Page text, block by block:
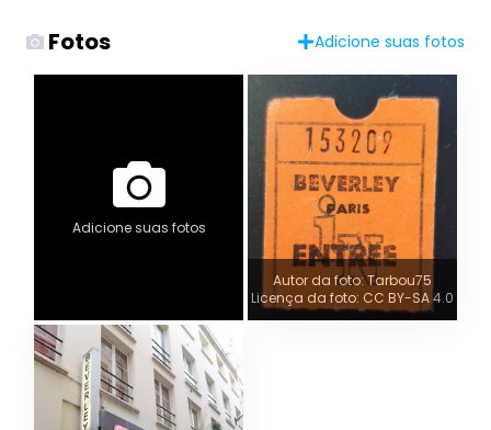
Fotos Adicione suas fotos
Adicione suas fotos
Autor da foto: Tarbou75
Licença da foto: CC BY-SA 4.0